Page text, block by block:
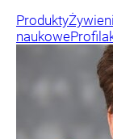
Produkty
naukowe